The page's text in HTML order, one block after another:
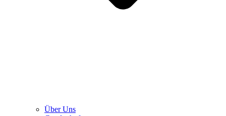
Über Uns